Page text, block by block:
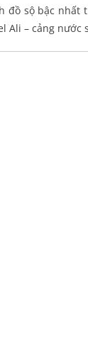
đồ sộ bậc
Ali – cảng